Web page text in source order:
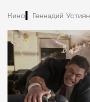
Кино Геннадий Устиян